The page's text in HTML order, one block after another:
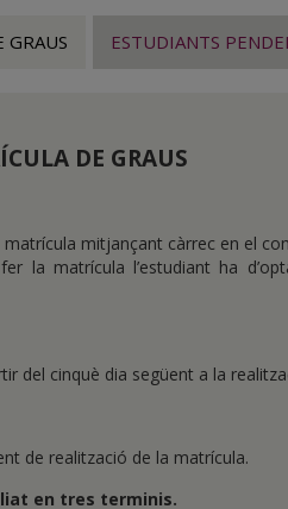
GRAUS ESTUDIANTS
DE GRAUS
mitjançant càrrec en el
la matrícula l’estudiant ha
del cinquè dia següent a la
de realització de la matrícula.
en tres terminis.